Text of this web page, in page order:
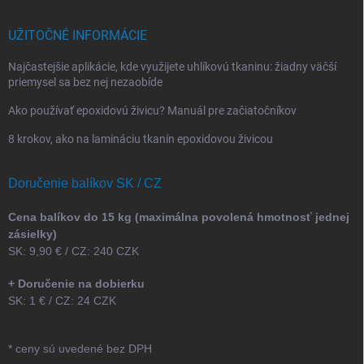
UŽITOČNÉ INFORMÁCIE
Najčastejšie aplikácie, kde využijete uhlíkovú tkaninu: žiadny väčší
priemysel sa bez nej nezaobíde
Ako používať epoxidovú živicu? Manuál pre začiatočníkov
8 krokov, ako na lamináciu tkanín epoxidovou živicou
Doručenie balíkov SK / CZ
Cena balíkov do 15 kg (maximálna povolená hmotnosť jednej
zásielky)
SK: 9,90 € / CZ: 240 CZK
+ Doručenie na dobierku
SK: 1 € / CZ: 24 CZK
* ceny sú uvedené bez DPH